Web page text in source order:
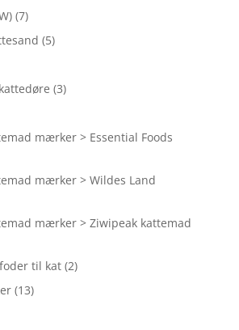
(7)
(5)
(3)
mærker > Essential Foods
mærker > Wildes Land
mærker > Ziwipeak kattemad
til kat (2)
(13)